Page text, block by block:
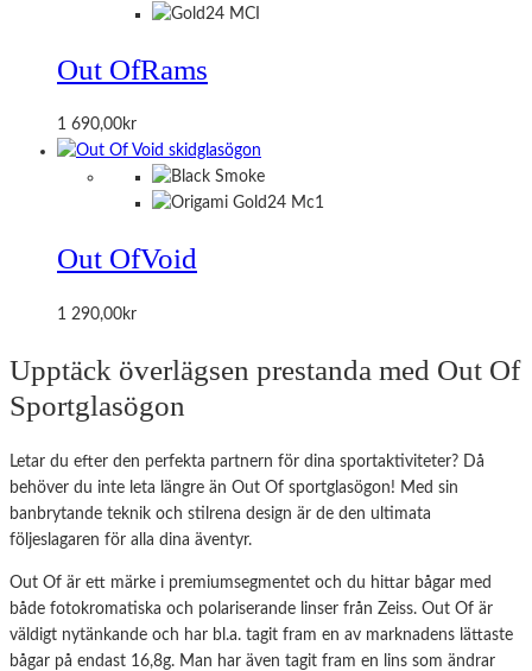
Out OfRams
1 690,00kr
Out OfVoid
1 290,00kr
Upptäck överlägsen prestanda med Out Of
Sportglasögon
Letar du efter den perfekta partnern för dina sportaktiviteter? Då
behöver du inte leta längre än Out Of sportglasögon! Med sin
banbrytande teknik och stilrena design är de den ultimata
följeslagaren för alla dina äventyr.
Out Of är ett märke i premiumsegmentet och du hittar bågar med
både fotokromatiska och polariserande linser från Zeiss. Out Of är
väldigt nytänkande och har bl.a. tagit fram en av marknadens lättaste
bågar på endast 16,8g. Man har även tagit fram en lins som ändrar